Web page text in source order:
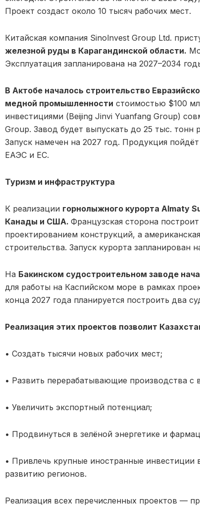
Проект создаст около 10 тысяч рабочих мест.
Китайская компания Sinolnvest Group Ltd.
железной руды в Карагандинской области.
Эксплуатация запланирована на 2027–2034
В Актобе началось строительство
медной промышленности стоимостью $100
инвестициями (Beijing Jinvi Yuanfang Group)
Group. Завод будет выпускать до 25 тыс.
Запуск намечен на 2027 год. Продукция
ЕАЭС и ЕС.
Туризм и инфраструктура
К реализации горнолыжного курорта Almaty
Канады и США. Французская сторона
проектированием конструкций, а
строительства. Запуск курорта запланирован
На Бакинском судостроительном заводе
для работы на Каспийском море в рамках
конца 2027 года планируется построить два
Реализация этих проектов позволит
• Создать тысячи новых рабочих мест;
• Развить перерабатывающие производства
• Увеличить экспортный потенциал;
• Продвинуться в зелёной энергетике и
• Привлечь крупные иностранные
развитию регионов.
Реализация всех перечисленных проектов —